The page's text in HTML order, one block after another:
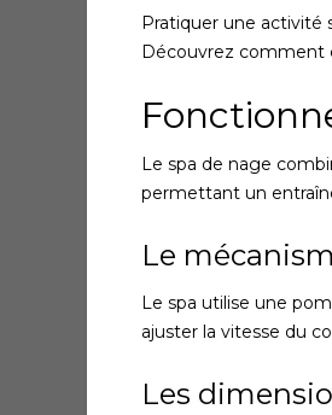
Pratiquer une activité
Découvrez comment
Le spa de nage
permettant un
Le
Le spa utilise une
ajuster la vitesse du
Les